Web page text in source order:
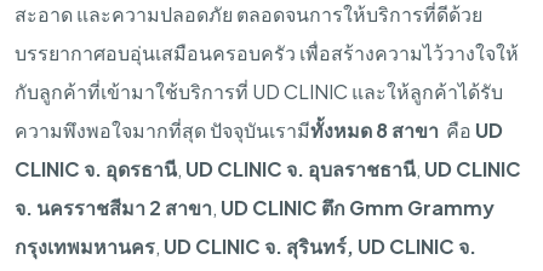
สะอาดและความปลอดภัย ตลอดจนการให้บริการที่ดีด้วย
บรรยากาศอบอุ่นเสมือนครอบครัว เพื่อสร้างความไว้วางใจให้
กับลูกค้าที่เข้ามาใช้บริการที่ UD CLINIC และให้ลูกค้าได้รับ
ความพึงพอใจมากที่สุดปัจจุบันเรามีทั้งหมด8 สาขา คือ UD
CLINICจ. อุดรธานี, UD CLINICจ. อุบลราชธานี, UD CLINIC
จ. นครราชสีมา 2 สาขา, UD CLINIC ตึก Gmm Grammy
กรุงเทพมหานคร, UD CLINICจ. สุรินทร์, UD CLINICจ.